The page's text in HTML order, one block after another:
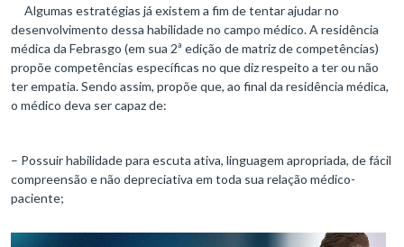
Algumas estratégias já existem a fim de tentar ajudar no
desenvolvimento dessa habilidade no campo médico. A residência
médica da Febrasgo (em sua 2ª edição de matriz de competências)
propõe competências específicas no que diz respeito a ter ou não
ter empatia. Sendo assim, propõe que, ao final da residência médica,
o médico deva ser capaz de:
– Possuir habilidade para escuta ativa, linguagem apropriada, de fácil
compreensão e não depreciativa em toda sua relação médico-
paciente;